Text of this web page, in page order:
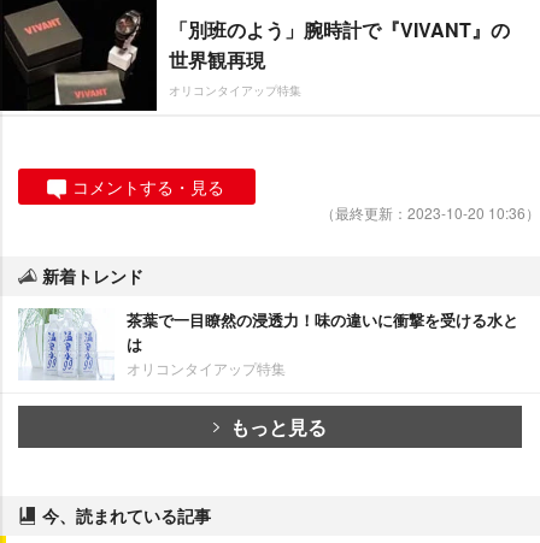
「別班のよう」腕時計で『VIVANT』の
世界観再現
オリコンタイアップ特集
コメントする・見る
（最終更新：2023-10-20 10:36）
新着トレンド
茶葉で一目瞭然の浸透力！味の違いに衝撃を受ける水と
は
オリコンタイアップ特集
もっと見る
今、読まれている記事